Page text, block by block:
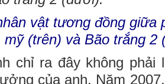
vật tương đồng giữa
mỹ (trên) và Bão trắng 2
chỉ ra đây không
của anh. Năm